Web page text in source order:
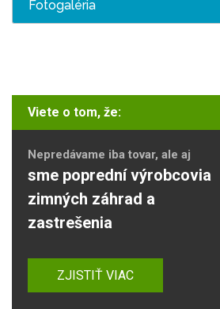
Fotogaléria
Viete o tom, že:
Nepredávame iba tovar, ale aj
sme poprední výrobcovia
zimných záhrad a
zastrešenia
ZJISTIŤ VIAC